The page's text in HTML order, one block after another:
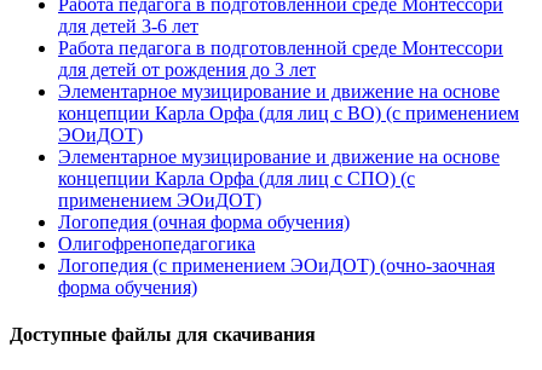
Работа педагога в подготовленной среде Монтессори
для детей 3-6 лет
Работа педагога в подготовленной среде Монтессори
для детей от рождения до 3 лет
Элементарное музицирование и движение на основе
концепции Карла Орфа (для лиц с ВО) (с применением
ЭОиДОТ)
Элементарное музицирование и движение на основе
концепции Карла Орфа (для лиц с СПО) (с
применением ЭОиДОТ)
Логопедия (очная форма обучения)
Олигофренопедагогика
Логопедия (с применением ЭОиДОТ) (очно-заочная
форма обучения)
Доступные файлы для скачивания